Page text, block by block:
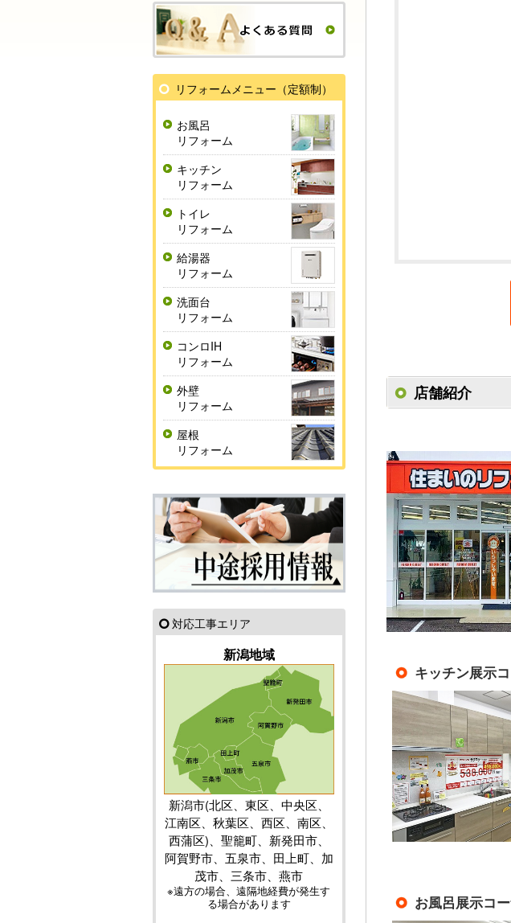
店舗紹介
キッチン展示
お風呂展示コ
リフォームメニュー（定額制）
お風呂
リフォーム
キッチン
リフォーム
トイレ
リフォーム
給湯器
リフォーム
洗面台
リフォーム
コンロIH
リフォーム
外壁
リフォーム
屋根
リフォーム
対応工事エリア
新潟地域
新潟市(北区、東区、中央区、
江南区、秋葉区、西区、南区、
西蒲区)、聖籠町、新発田市、
阿賀野市、五泉市、田上町、加
茂市、三条市、燕市
※遠方の場合、遠隔地経費が発生す
る場合があります